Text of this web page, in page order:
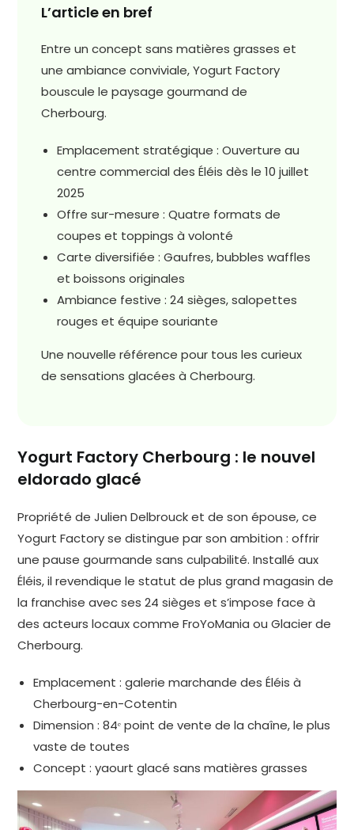
L’article en bref
Entre un concept sans matières grasses et
une ambiance conviviale, Yogurt Factory
bouscule le paysage gourmand de
Cherbourg.
Emplacement stratégique : Ouverture au
centre commercial des Éléis dès le 10 juillet
2025
Offre sur-mesure : Quatre formats de
coupes et toppings à volonté
Carte diversifiée : Gaufres, bubbles waffles
et boissons originales
Ambiance festive : 24 sièges, salopettes
rouges et équipe souriante
Une nouvelle référence pour tous les curieux
de sensations glacées à Cherbourg.
Yogurt Factory Cherbourg : le nouvel
eldorado glacé
Propriété de Julien Delbrouck et de son épouse, ce
Yogurt Factory se distingue par son ambition : offrir
une pause gourmande sans culpabilité. Installé aux
Éléis, il revendique le statut de plus grand magasin de
la franchise avec ses 24 sièges et s’impose face à
des acteurs locaux comme FroYoMania ou Glacier de
Cherbourg.
Emplacement : galerie marchande des Éléis à
Cherbourg-en-Cotentin
Dimension : 84ᵉ point de vente de la chaîne, le plus
vaste de toutes
Concept : yaourt glacé sans matières grasses